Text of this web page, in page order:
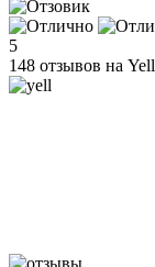
5
148 отзывов на Yell